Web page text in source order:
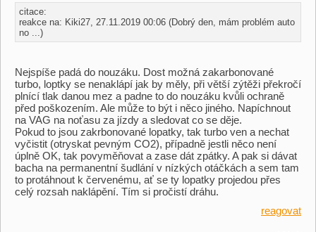
citace:
reakce na: Kiki27, 27.11.2019 00:06 (Dobrý den, mám problém auto
no ...)
Nejspíše padá do nouzáku. Dost možná zakarbonované
turbo, loptky se nenaklápí jak by měly, při větší zýtěži překročí
plnící tlak danou mez a padne to do nouzáku kvůli ochraně
před poškozením. Ale může to být i něco jiného. Napíchnout
na VAG na noťasu za jízdy a sledovat co se děje.
Pokud to jsou zakrbonované lopatky, tak turbo ven a nechat
vyčistit (otryskat pevným CO2), případně jestli něco není
úplně OK, tak povyměňovat a zase dát zpátky. A pak si dávat
bacha na permanentní šudlání v nízkých otáčkách a sem tam
to protáhnout k červenému, ať se ty lopatky projedou přes
celý rozsah naklápění. Tím si pročistí dráhu.
reagovat